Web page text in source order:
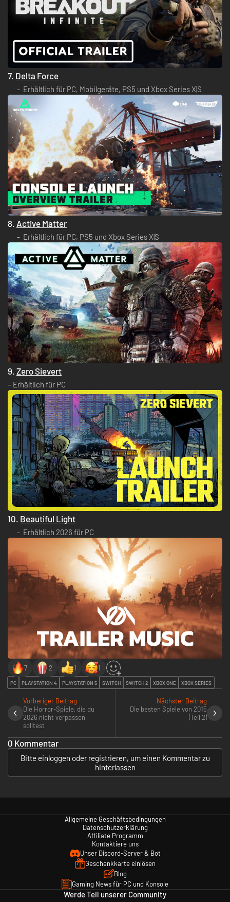
7. Delta Force
Erhältlich für PC, Mobilgeräte, PS5 und Xbox Series X|S
8. Active Matter
Erhältlich für PC, PS5 und Xbox Series X|S
9. Zero Sievert
– Erhältlich für PC
10. Beautiful Light
Erhältlich 2026 für PC
7 2 1 1
PC PLAYSTATION 4 PLAYSTATION 5 SWITCH SWITCH 2 XBOX ONE XBOX SERIES
Vorheriger Beitrag
Die Horror-Spiele, die du
2026 nicht verpassen
solltest
Nächster Beitrag
Die besten Spiele von 2015
(Teil 2)
0 Kommentar
Bitte einloggen oder registrieren, um einen Kommentar zu
hinterlassen
Allgemeine Geschäftsbedingungen
Datenschutzerklärung
Affiliate Programm
Kontaktiere uns
Unser Discord-Server & Bot
Geschenkkarte einlösen
Blog
Gaming News für PC und Konsole
Werde Teil unserer Community